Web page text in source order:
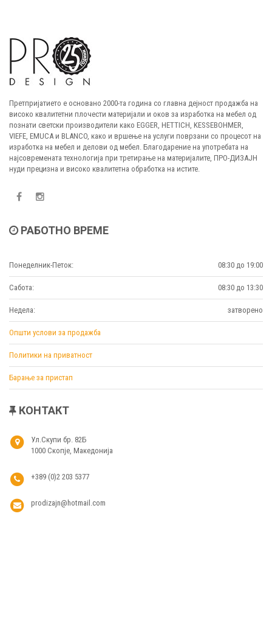
Претпријатието е основано 2000-та година со главна дејност продажба на
високо квалитетни плочести материјали и оков за изработка на мебел од
познати светски производители како EGGER, HETTICH, KESSEBOHMER,
VIEFE, EMUCA и BLANCO, како и вршење на услуги поврзани со процесот на
изработка на мебел и делови од мебел. Благодарение на употребата на
најсовремената технологија при третирање на материјалите, ПРО-ДИЗАЈН
нуди прецизна и високо квалитетна обработка на истите.
РАБОТНО ВРЕМЕ
Понеделник-Петок: 08:30 до 19:00
Сабота: 08:30 до 13:30
Недела: затворено
Општи услови за продажба
Политики на приватност
Барање за пристап
КОНТАКТ
Ул.Скупи бр. 82Б
1000 Скопје, Македонија
+389 (0)2 203 5377
prodizajn@hotmail.com